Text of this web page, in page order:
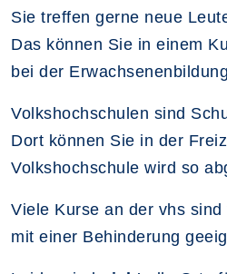
Sie treffen gerne neue
Das können Sie in einem
bei der
Volkshochschulen sind
Dort können Sie in der
Volkshochschule wird so
Viele Kurse an der vhs sind
mit einer Behinderung